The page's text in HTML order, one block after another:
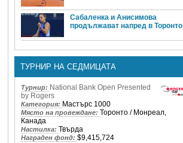
Сабаленка и Анисимова
продължават напред в Торонто
ТУРНИР НА СЕДМИЦАТА
Турнир: National Bank Open Presented
by Rogers
Категория: Мастърс 1000
Място на провеждане: Торонто / Монреал,
Канада
Настилка: Твърда
Награден фонд: $9,415,724